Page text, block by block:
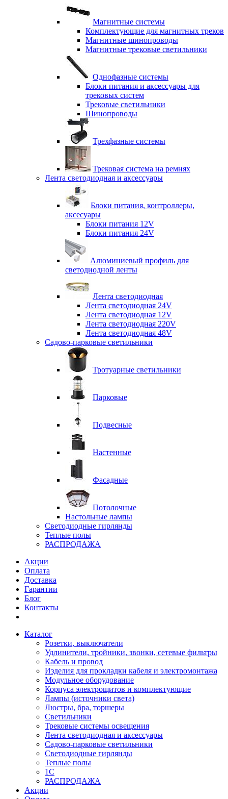
Магнитные системы
Комплектующие для магнитных треков
Магнитные шинопроводы
Магнитные трековые светильники
Однофазные системы
Блоки питания и аксессуары для
трековых систем
Трековые светильники
Шинопроводы
Трехфазные системы
Трековая система на ремнях
Лента светодиодная и аксессуары
Блоки питания, контроллеры,
аксесуары
Блоки питания 12V
Блоки питания 24V
Алюминиевый профиль для
светодиодной ленты
Лента светодиодная
Лента светодиодная 24V
Лента светодиодная 12V
Лента светодиодная 220V
Лента светодиодная 48V
Садово-парковые светильники
Тротуарные светильники
Парковые
Подвесные
Настенные
Фасадные
Потолочные
Настольные лампы
Светодиодные гирлянды
Теплые полы
РАСПРОДАЖА
Акции
Оплата
Доставка
Гарантии
Блог
Контакты
Каталог
Розетки, выключатели
Удлинители, тройники, звонки, сетевые фильтры
Кабель и провод
Изделия для прокладки кабеля и электромонтажа
Модульное оборудование
Корпуса электрощитов и комплектующие
Лампы (источники света)
Люстры, бра, торшеры
Светильники
Трековые системы освещения
Лента светодиодная и аксессуары
Садово-парковые светильники
Светодиодные гирлянды
Теплые полы
1С
РАСПРОДАЖА
Акции